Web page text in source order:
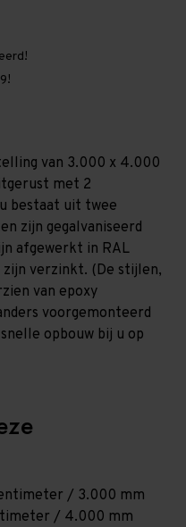
van 3.000 x 4.000
met 2
bestaat uit twee
zijn gegalvaniseerd
afgewerkt in RAL
verzinkt. (De stijlen,
van epoxy
voorgemonteerd
opbouw bij u op
/ 3.000 mm
/ 4.000 mm